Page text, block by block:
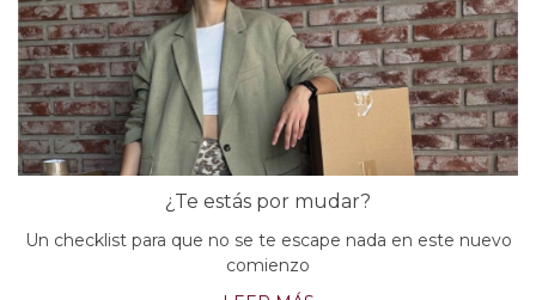
¿Te estás por mudar?
Un checklist para que no se te escape nada en este nuevo
comienzo